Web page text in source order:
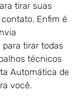
tirar suas
Enfim é
tirar todas
técnicos
Automática de
você.